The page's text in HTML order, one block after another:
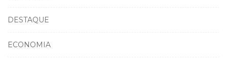
DESTAQUE
ECONOMIA